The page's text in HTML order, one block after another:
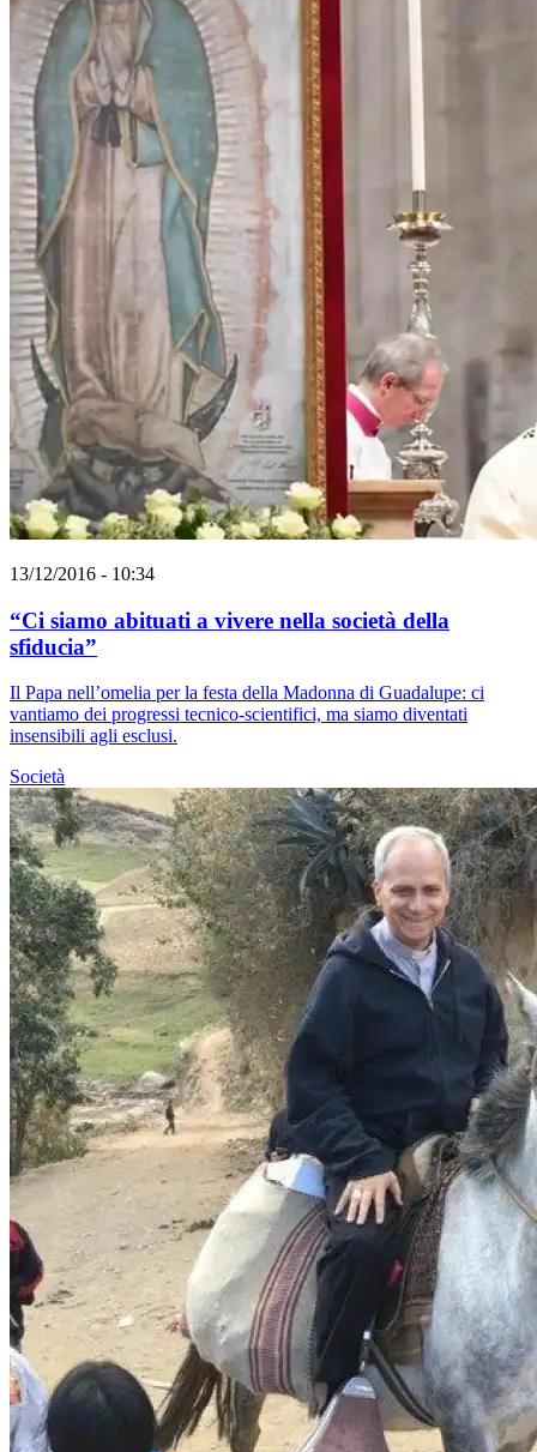
13/12/2016 - 10:34
“Ci siamo abituati a vivere nella società della
sfiducia”
Il Papa nell’omelia per la festa della Madonna di Guadalupe: ci
vantiamo dei progressi tecnico-scientifici, ma siamo diventati
insensibili agli esclusi.
Società